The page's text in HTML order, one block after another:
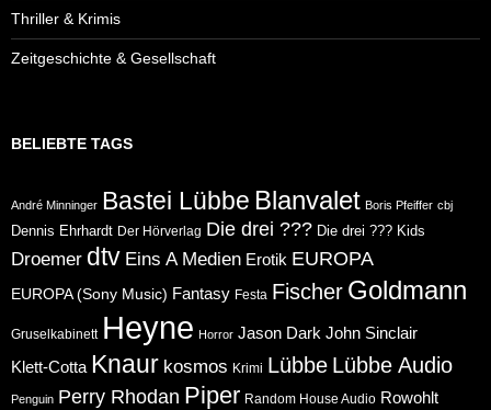
Thriller & Krimis
Zeitgeschichte & Gesellschaft
BELIEBTE TAGS
André Minninger Bastei Lübbe Blanvalet Boris Pfeiffer cbj
Dennis Ehrhardt Der Hörverlag Die drei ??? Die drei ??? Kids
Droemer dtv Eins A Medien Erotik EUROPA
EUROPA (Sony Music) Fantasy Festa Fischer Goldmann
Gruselkabinett Heyne Horror Jason Dark John Sinclair
Klett-Cotta Knaur kosmos Krimi Lübbe Lübbe Audio
Penguin Perry Rhodan Piper Random House Audio Rowohlt